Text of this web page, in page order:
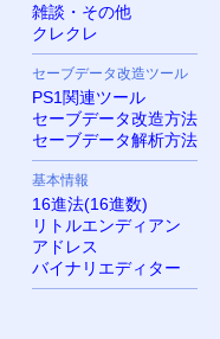
雑談・その他
クレクレ
セーブデータ改造ツール
PS1関連ツール
セーブデータ改造方法
セーブデータ解析方法
基本情報
16進法(16進数)
リトルエンディアン
アドレス
バイナリエディター